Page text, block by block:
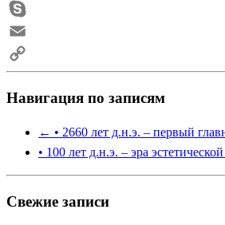
Telegram
Skype
Email
Copy
Link
Навигация по записям
← • 2660 лет д.н.э. – первый
• 100 лет д.н.э. – эра
Свежие записи